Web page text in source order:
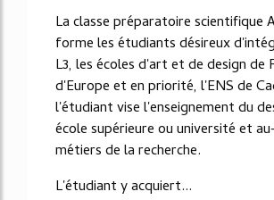
La classe préparatoire scientifique
forme les étudiants désireux
L3, les écoles d'art et de design de
d'Europe et en priorité, l'ENS de
l'étudiant vise l'enseignement du
école supérieure ou université et
métiers de la recherche.
L'étudiant y acquiert...